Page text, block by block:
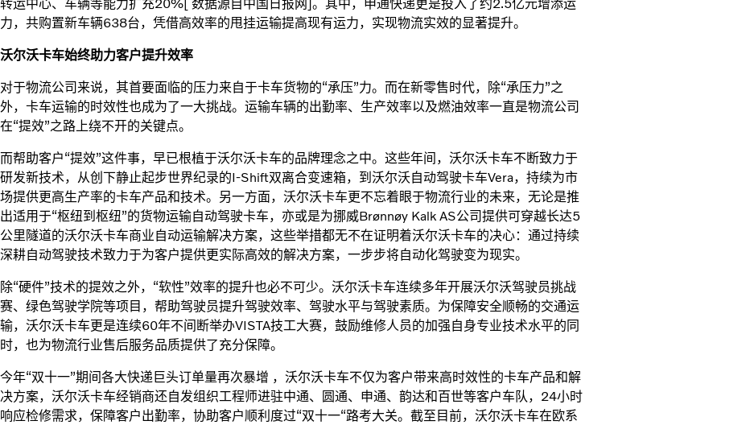
转运中心、车辆等能力扩充20%[ 数据源自中国日报网]。其中，申通快递更是投入了约2.5亿元增添运
力，共购置新车辆638台，凭借高效率的甩挂运输提高现有运力，实现物流实效的显著提升。
沃尔沃卡车始终助力客户提升效率
对于物流公司来说，其首要面临的压力来自于卡车货物的“承压”力。而在新零售时代，除“承压力”之
外，卡车运输的时效性也成为了一大挑战。运输车辆的出勤率、生产效率以及燃油效率一直是物流公司
在“提效”之路上绕不开的关键点。
而帮助客户“提效”这件事，早已根植于沃尔沃卡车的品牌理念之中。这些年间，沃尔沃卡车不断致力于
研发新技术，从创下静止起步世界纪录的I-Shift双离合变速箱，到沃尔沃自动驾驶卡车Vera，持续为市
场提供更高生产率的卡车产品和技术。另一方面，沃尔沃卡车更不忘着眼于物流行业的未来，无论是推
出适用于“枢纽到枢纽”的货物运输自动驾驶卡车，亦或是为挪威Brønnøy Kalk AS公司提供可穿越长达5
公里隧道的沃尔沃卡车商业自动运输解决方案，这些举措都无不在证明着沃尔沃卡车的决心：通过持续
深耕自动驾驶技术致力于为客户提供更实际高效的解决方案，一步步将自动化驾驶变为现实。
除“硬件”技术的提效之外，“软性”效率的提升也必不可少。沃尔沃卡车连续多年开展沃尔沃驾驶员挑战
赛、绿色驾驶学院等项目，帮助驾驶员提升驾驶效率、驾驶水平与驾驶素质。为保障安全顺畅的交通运
输，沃尔沃卡车更是连续60年不间断举办VISTA技工大赛，鼓励维修人员的加强自身专业技术水平的同
时，也为物流行业售后服务品质提供了充分保障。
今年“双十一”期间各大快递巨头订单量再次暴增 ，沃尔沃卡车不仅为客户带来高时效性的卡车产品和解
决方案，沃尔沃卡车经销商还自发组织工程师进驻中通、圆通、申通、韵达和百世等客户车队，24小时
响应检修需求，保障客户出勤率，协助客户顺利度过“双十一“路考大关。截至目前，沃尔沃卡车在欧系